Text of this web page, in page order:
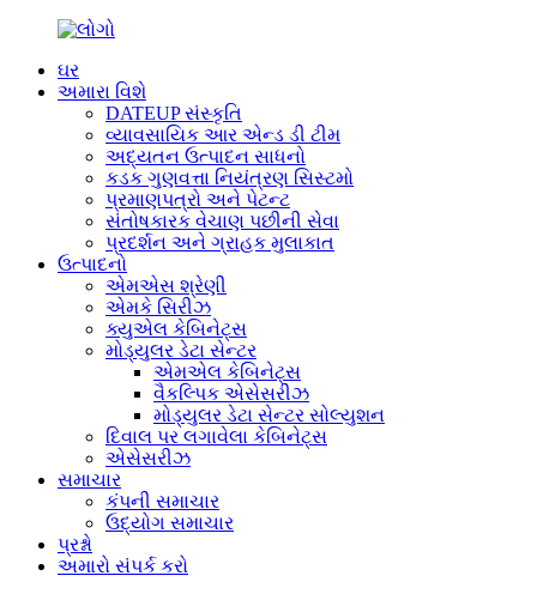
ઘર
અમારા વિશે
DATEUP સંસ્કૃતિ
વ્યાવસાયિક આર એન્ડ ડી ટીમ
અદ્યતન ઉત્પાદન સાધનો
કડક ગુણવત્તા નિયંત્રણ સિસ્ટમો
પ્રમાણપત્રો અને પેટન્ટ
સંતોષકારક વેચાણ પછીની સેવા
પ્રદર્શન અને ગ્રાહક મુલાકાત
ઉત્પાદનો
એમએસ શ્રેણી
એમકે સિરીઝ
ક્યુએલ કેબિનેટ્સ
મોડ્યુલર ડેટા સેન્ટર
એમએલ કેબિનેટ્સ
વૈકલ્પિક એસેસરીઝ
મોડ્યુલર ડેટા સેન્ટર સોલ્યુશન
દિવાલ પર લગાવેલા કેબિનેટ્સ
એસેસરીઝ
સમાચાર
કંપની સમાચાર
ઉદ્યોગ સમાચાર
પ્રશ્નો
અમારો સંપર્ક કરો